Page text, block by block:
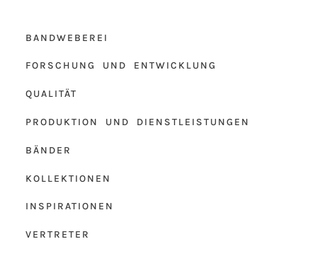
BANDWEBEREI
FORSCHUNG UND ENTWICKLUNG
QUALITÄT
PRODUKTION UND DIENSTLEISTUNGEN
BÄNDER
KOLLEKTIONEN
INSPIRATIONEN
VERTRETER